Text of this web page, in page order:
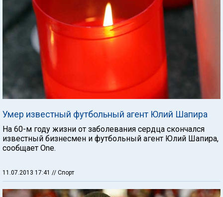
Умер известный футбольный агент Юлий Шапира
На 60-м году жизни от заболевания сердца скончался
известный бизнесмен и футбольный агент Юлий Шапира,
сообщает One.
11.07.2013 17:41 // Спорт